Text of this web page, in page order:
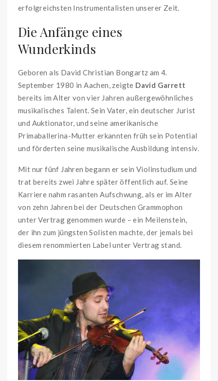
erfolgreichsten Instrumentalisten unserer Zeit.
Die Anfänge eines
Wunderkinds
Geboren als David Christian Bongartz am 4.
September 1980 in Aachen, zeigte David Garrett
bereits im Alter von vier Jahren außergewöhnliches
musikalisches Talent. Sein Vater, ein deutscher Jurist
und Auktionator, und seine amerikanische
Primaballerina-Mutter erkannten früh sein Potential
und förderten seine musikalische Ausbildung intensiv.
Mit nur fünf Jahren begann er sein Violinstudium und
trat bereits zwei Jahre später öffentlich auf. Seine
Karriere nahm rasanten Aufschwung, als er im Alter
von zehn Jahren bei der Deutschen Grammophon
unter Vertrag genommen wurde – ein Meilenstein,
der ihn zum jüngsten Solisten machte, der jemals bei
diesem renommierten Label unter Vertrag stand.